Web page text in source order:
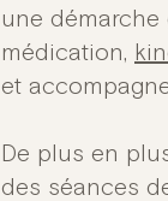
une démarche
médication,
et
De plus en
des séances